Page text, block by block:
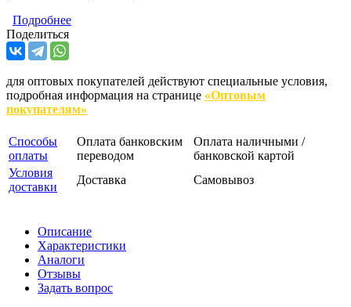
Подробнее
Поделиться
для оптовых покупателей действуют специальные условия,
подробная информация на странице «Оптовым
покупателям»
Способы
оплаты
Оплата банковским
переводом
Оплата наличными /
банковской картой
Условия
доставки
Доставка Самовывоз
Описание
Характеристики
Аналоги
Отзывы
Задать вопрос